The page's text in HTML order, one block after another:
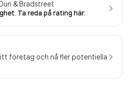
& Bradstreet
Ta reda på rating här.
företag och nå fler potentiella